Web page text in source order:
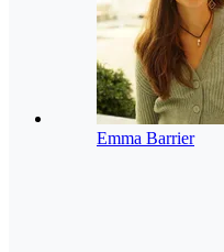
Emma Barrier